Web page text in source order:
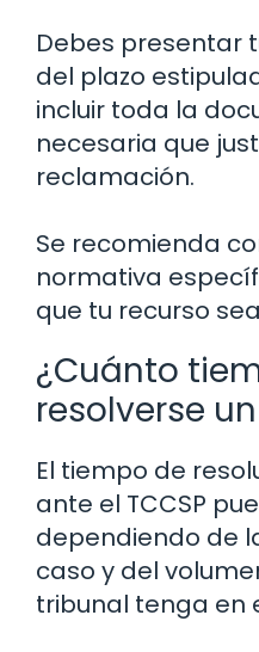
Debes presentar
del plazo
incluir toda la
necesaria que
reclamación.
Se recomienda
normativa
que tu recurso
¿Cuánto
resolverse
El tiempo de
ante el TCCSP
dependiendo de
caso y del
tribunal tenga en